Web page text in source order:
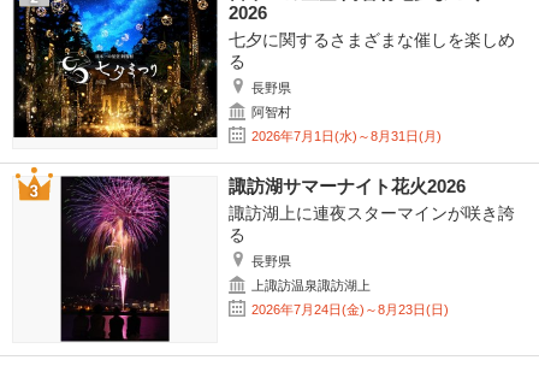
2026
七夕に関するさまざまな催しを楽しめ
る
長野県
阿智村
2026年7月1日(水)～8月31日(月)
諏訪湖サマーナイト花火2026
諏訪湖上に連夜スターマインが咲き誇
る
長野県
上諏訪温泉諏訪湖上
2026年7月24日(金)～8月23日(日)